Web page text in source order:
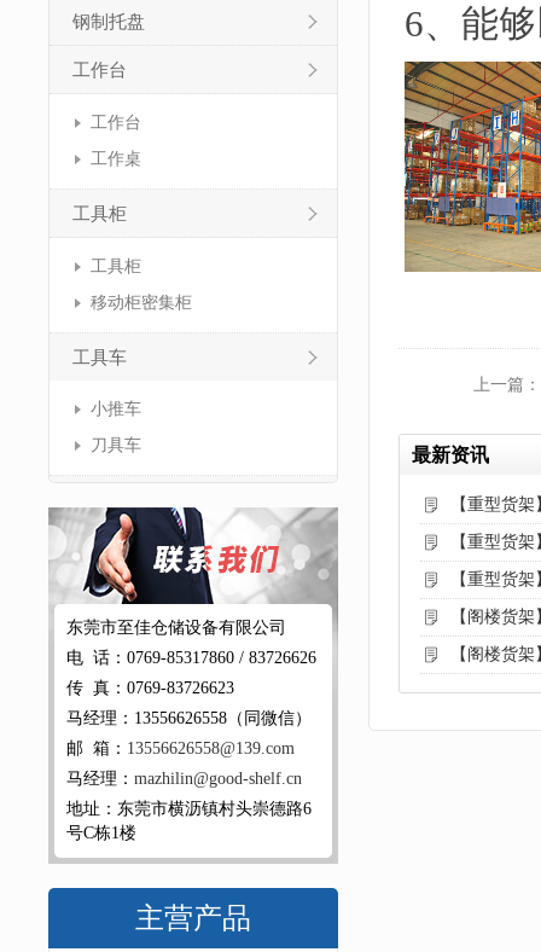
钢制托盘
工作台
工作台
工作桌
工具柜
工具柜
移动柜密集柜
工具车
小推车
刀具车
东莞市至佳仓储设备有限公司
电 话：0769-85317860 / 83726626
传 真：0769-83726623
马经理：13556626558（同微信）
邮 箱： 13556626558@139.com
马经理： mazhilin@good-shelf.cn
地址：东莞市横沥镇村头崇德路6
号C栋1楼
主营产品
6、能
上一篇：
最新资讯
【重型货
【重型货
【重型货
【阁楼货
【阁楼货